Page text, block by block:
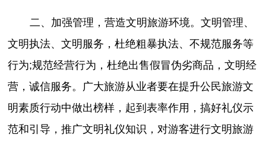
二、加强管理，营造文明旅游环境。文明管理、
文明执法、文明服务，杜绝粗暴执法、不规范服务等
行为;规范经营行为，杜绝出售假冒伪劣商品，文明经
营，诚信服务。广大旅游从业者要在提升公民旅游文
明素质行动中做出榜样，起到表率作用，搞好礼仪示
范和引导，推广文明礼仪知识，对游客进行文明旅游